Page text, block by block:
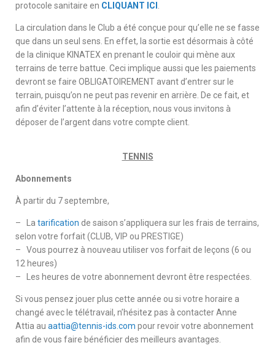
protocole sanitaire en CLIQUANT ICI .
La circulation dans le Club a été conçue pour qu’elle ne se fasse
que dans un seul sens. En effet, la sortie est désormais à côté
de la clinique KINATEX en prenant le couloir qui mène aux
terrains de terre battue. Ceci implique aussi que les paiements
devront se faire OBLIGATOIREMENT avant d’entrer sur le
terrain, puisqu’on ne peut pas revenir en arrière. De ce fait, et
afin d’éviter l’attente à la réception, nous vous invitons à
déposer de l’argent dans votre compte client.
TENNIS
Abonnements
À partir du 7 septembre,
– La tarification de saison s’appliquera sur les frais de terrains,
selon votre forfait (CLUB, VIP ou PRESTIGE)
– Vous pourrez à nouveau utiliser vos forfait de leçons (6 ou
12 heures)
– Les heures de votre abonnement devront être respectées.
Si vous pensez jouer plus cette année ou si votre horaire a
changé avec le télétravail, n’hésitez pas à contacter Anne
Attia au aattia@tennis-ids.com pour revoir votre abonnement
afin de vous faire bénéficier des meilleurs avantages.